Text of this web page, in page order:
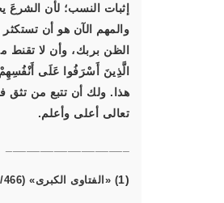
إثبات النسب؛ لأن الشرعَ
الَّذِينَ أَسْرَفُوا عَلَى أَنْفُسِهِمْ
هذا. ولك أن تتبع من تثق
تعالى أعلى وأعلم.
(1 ) «الفتاوى الكبرى» (5/466-468).